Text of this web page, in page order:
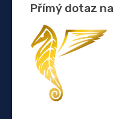
Přímý dotaz